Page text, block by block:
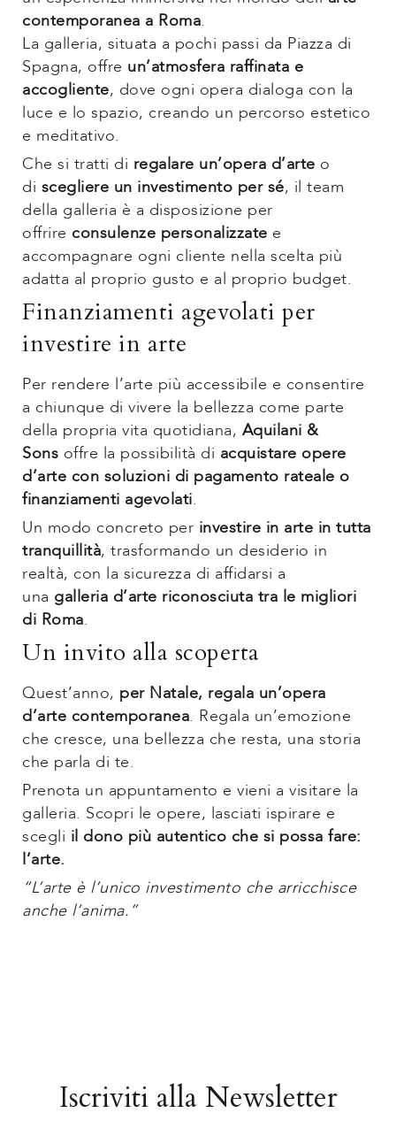
contemporanea a Roma.
La galleria, situata a pochi passi da Piazza di
Spagna, offre un’atmosfera raffinata e
accogliente, dove ogni opera dialoga con la
luce e lo spazio, creando un percorso estetico
e meditativo.
Che si tratti di regalare un’opera d’arte o
di scegliere un investimento per sé, il team
della galleria è a disposizione per
offrire consulenze personalizzate e
accompagnare ogni cliente nella scelta più
adatta al proprio gusto e al proprio budget.
Finanziamenti agevolati per
investire in arte
Per rendere l’arte più accessibile e consentire
a chiunque di vivere la bellezza come parte
della propria vita quotidiana, Aquilani &
Sons offre la possibilità di acquistare opere
d’arte con soluzioni di pagamento rateale o
finanziamenti agevolati.
Un modo concreto per investire in arte in tutta
tranquillità, trasformando un desiderio in
realtà, con la sicurezza di affidarsi a
una galleria d’arte riconosciuta tra le migliori
di Roma.
Un invito alla scoperta
Quest’anno, per Natale, regala un’opera
d’arte contemporanea. Regala un’emozione
che cresce, una bellezza che resta, una storia
che parla di te.
Prenota un appuntamento e vieni a visitare la
galleria. Scopri le opere, lasciati ispirare e
scegli il dono più autentico che si possa fare:
l’arte.
“L’arte è l’unico investimento che arricchisce
anche l’anima.”
Iscriviti alla Newsletter